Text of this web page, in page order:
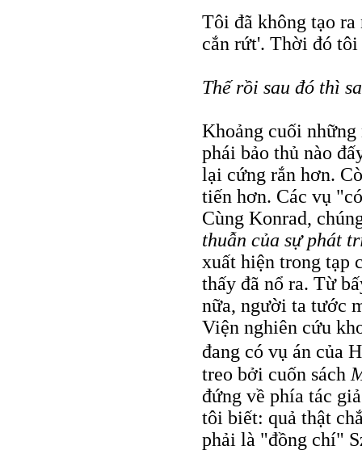
Tôi đã không tạo
cắn rứt'. Thời đó
Thế rồi sau đó thì
Khoảng cuối
phái bảo thủ nào
lại cứng rắn hơn.
tiến hơn. Các vụ
Cùng Konrad,
thuẫn của sự phát
xuất hiện trong tạp
thấy đã nổ ra. Từ
nữa, người ta tước
Viện nghiên cứu
đang có vụ án của
treo bởi cuốn sách
đứng về phía tác
tôi biết: quả thật
phải là "đồng chí"